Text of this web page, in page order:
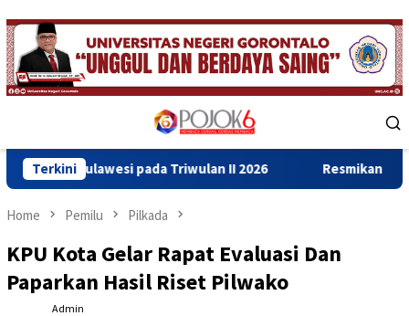
Skip
to
content
Menu
Terkini
pada Triwulan II 2026 Resmikan Gedung Baru
Home Pemilu Pilkada
KPU Kota Gelar Rapat Evaluasi Dan
Paparkan Hasil Riset Pilwako
Admin